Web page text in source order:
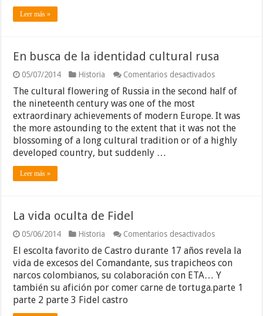
Leer más »
En busca de la identidad cultural rusa
05/07/2014 Historia Comentarios desactivadosen
busca
la
identidad
cultural
rusa
The cultural flowering of Russia in the second half of
the nineteenth century was one of the most
extraordinary achievements of modern Europe. It was
the more astounding to the extent that it was not the
blossoming of a long cultural tradition or of a highly
developed country, but suddenly …
Leer más »
La vida oculta de Fidel
05/06/2014 Historia Comentarios desactivadosen
vida
oculta
de
Fidel
El escolta favorito de Castro durante 17 años revela la
vida de excesos del Comandante, sus trapicheos con
narcos colombianos, su colaboración con ETA… Y
también su afición por comer carne de tortuga.parte 1
parte 2 parte 3 Fidel castro